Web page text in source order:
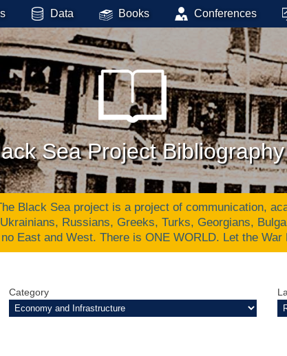
Data Books Conferences
Sea Project Bibliography
Black Sea project is a project of communication,
Russians, Greeks, Turks, Georgians,
East and West. There is ONE WORLD. Let the War
Category